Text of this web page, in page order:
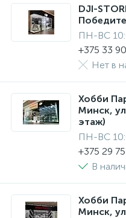
DJI-
ПН-ВС
+375 33
Нет в
Хобби
Минск,
этаж)
ПН-ВС
+375 29
В
Хобби
Минск,